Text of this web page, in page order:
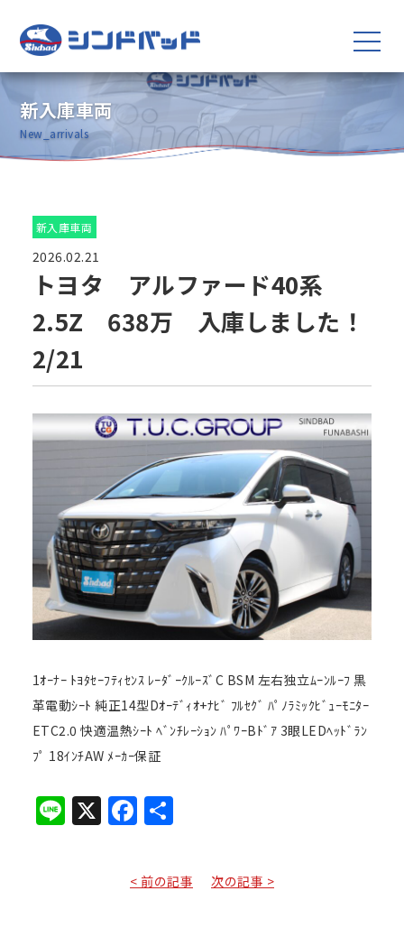
新入庫車両
New_arrivals
新入庫車両
2026.02.21
トヨタ アルファード40系
2.5Z 638万 入庫しました！
2/21
1ｵｰﾅｰ ﾄﾖﾀｾｰﾌﾃｨｾﾝｽ ﾚｰﾀﾞｰｸﾙｰｽﾞC BSM 左右独立ﾑｰﾝﾙｰﾌ 黒
革電動ｼｰﾄ 純正14型Dｵｰﾃﾞｨｵ+ﾅﾋﾞ ﾌﾙｾｸﾞ ﾊﾟﾉﾗﾐｯｸﾋﾞｭｰﾓﾆﾀｰ
ETC2.0 快適温熱ｼｰﾄ ﾍﾞﾝﾁﾚｰｼｮﾝ ﾊﾟﾜｰBﾄﾞｱ 3眼LEDﾍｯﾄﾞﾗﾝ
ﾌﾟ 18ｲﾝﾁAW ﾒｰｶｰ保証
Line
X Facebook
共
< 前の記事 次の記事 >